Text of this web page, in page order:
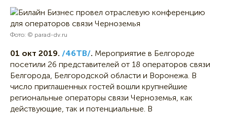
Фото: © parad-dv.ru
01 окт 2019. /46ТВ/. Мероприятие в Белгороде
посетили 26 представителей от 18 операторов связи
Белгорода, Белгородской области и Воронежа. В
число приглашенных гостей вошли крупнейшие
региональные операторы связи Черноземья, как
действующие, так и потенциальные. В